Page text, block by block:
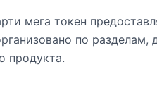
мега токен
по разделам,
продукта.